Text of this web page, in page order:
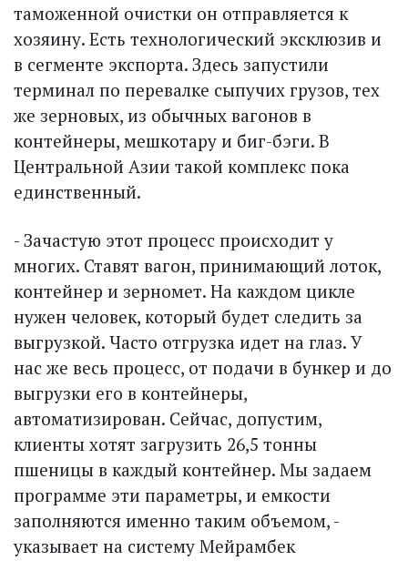
таможенной очистки он отправляется к
хозяину. Есть технологический эксклюзив и
в сегменте экспорта. Здесь запус­тили
терминал по перевалке сыпучих грузов, тех
же зерновых, из обычных вагонов в
контейнеры, мешкотару и биг-бэги. В
Центральной Азии такой комплекс пока
единственный.
- Зачастую этот процесс происходит у
многих. Ставят вагон, принимающий лоток,
контейнер и зерномет. На каждом цикле
нужен человек, который будет следить за
выгрузкой. Часто отгрузка идет на глаз. У
нас же весь процесс, от подачи в бункер и до
выгрузки его в контейнеры,
автоматизирован. Сейчас, допустим,
клиенты хотят загрузить 26,5 тонны
пшеницы в каждый контейнер. Мы задаем
программе эти параметры, и емкости
заполняются именно таким объемом, -
указывает на систему Мейрамбек